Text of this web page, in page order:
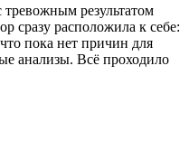
результатом
сразу расположила к себе:
пока нет причин для
анализы. Всё проходило